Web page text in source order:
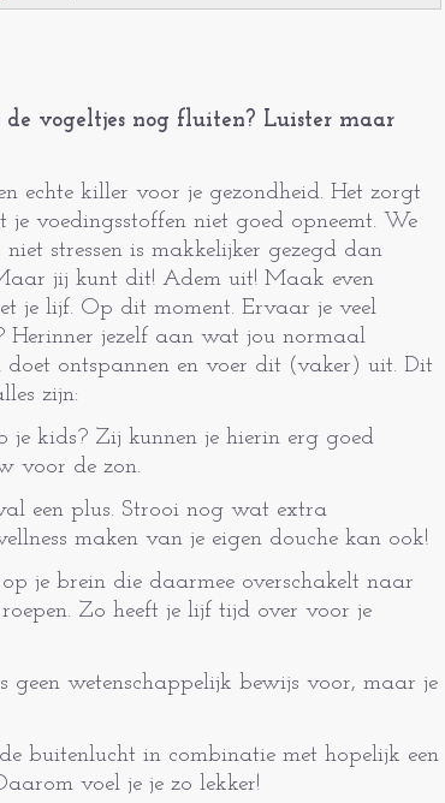
de vogeltjes nog fluiten? Luister maar
echte killer voor je gezondheid. Het zorgt
je voedingsstoffen niet goed opneemt. We
niet stressen is makkelijker gezegd dan
jij kunt dit! Adem uit! Maak even
je lijf. Op dit moment. Ervaar je veel
Herinner jezelf aan wat jou normaal
doet ontspannen en voer dit (vaker) uit. Dit
zijn:
je kids? Zij kunnen je hierin erg goed
voor de zon.
een plus. Strooi nog wat extra
maken van je eigen douche kan ook!
je brein die daarmee overschakelt naar
Zo heeft je lijf tijd over voor je
wetenschappelijk bewijs voor, maar je
buitenlucht in combinatie met hopelijk een
voel je je zo lekker!